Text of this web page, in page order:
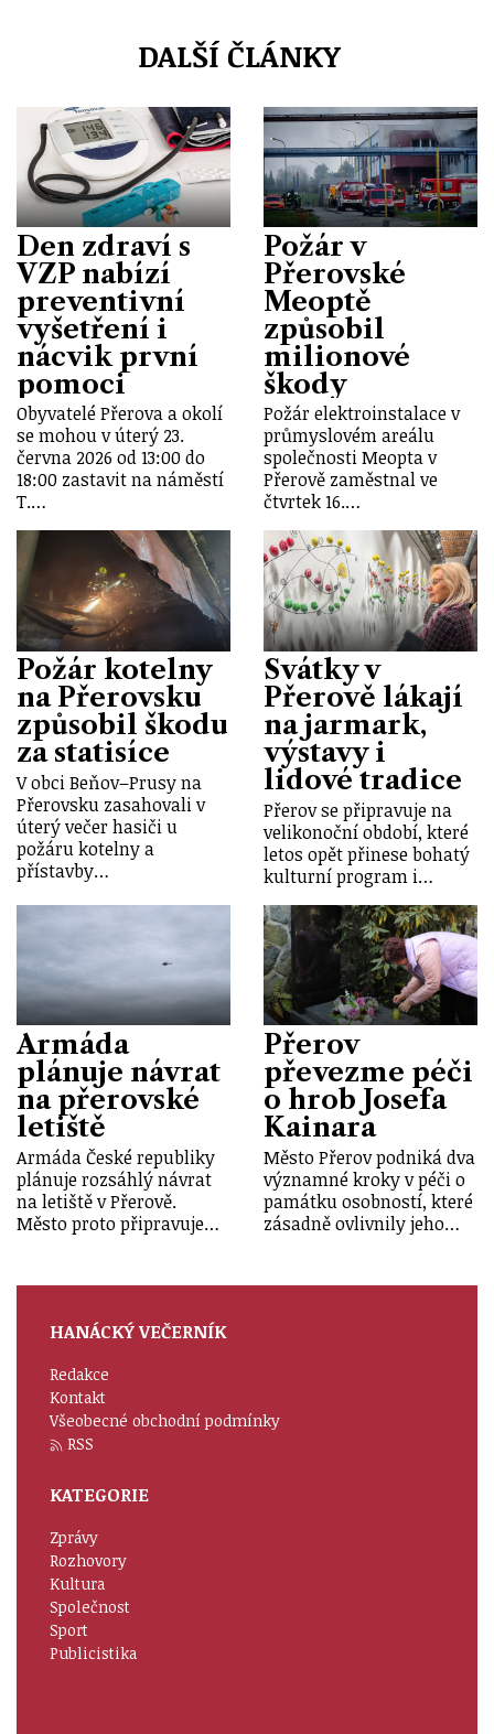
DALŠÍ ČLÁNKY
Den zdraví s
VZP nabízí
preventivní
vyšetření i
nácvik první
pomoci
Obyvatelé Přerova a okolí
se mohou v úterý 23.
června 2026 od 13:00 do
18:00 zastavit na náměstí
T.…
Požár v
Přerovské
Meoptě
způsobil
milionové
škody
Požár elektroinstalace v
průmyslovém areálu
společnosti Meopta v
Přerově zaměstnal ve
čtvrtek 16.…
Požár kotelny
na Přerovsku
způsobil škodu
za statisíce
V obci Beňov–Prusy na
Přerovsku zasahovali v
úterý večer hasiči u
požáru kotelny a
přístavby…
Svátky v
Přerově lákají
na jarmark,
výstavy i
lidové tradice
Přerov se připravuje na
velikonoční období, které
letos opět přinese bohatý
kulturní program i…
Armáda
plánuje návrat
na přerovské
letiště
Armáda České republiky
plánuje rozsáhlý návrat
na letiště v Přerově.
Město proto připravuje…
Přerov
převezme péči
o hrob Josefa
Kainara
Město Přerov podniká dva
významné kroky v péči o
památku osobností, které
zásadně ovlivnily jeho…
HANÁCKÝ VEČERNÍK
Redakce
Kontakt
Všeobecné obchodní podmínky
RSS
KATEGORIE
Zprávy
Rozhovory
Kultura
Společnost
Sport
Publicistika